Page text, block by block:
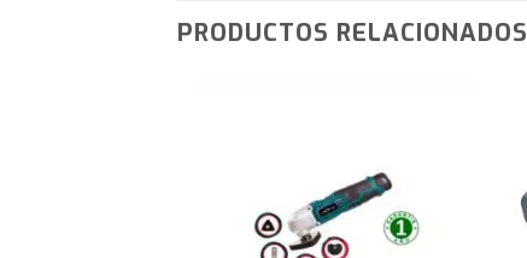
PRODUCTOS RELACIONADOS